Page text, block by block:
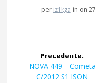
per iz1kga in on
Navigazione
articoli
Precedente:
Articolo
precedente:
NOVA 449 – Cometa
C/2012 S1 ISON